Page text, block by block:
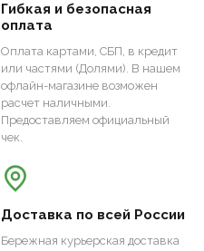
Гибкая и безопасная
оплата
Оплата картами, СБП, в кредит
или частями (Долями). В нашем
офлайн-магазине возможен
расчет наличными.
Предоставляем официальный
чек.
Доставка по всей России
Бережная курьерская доставка